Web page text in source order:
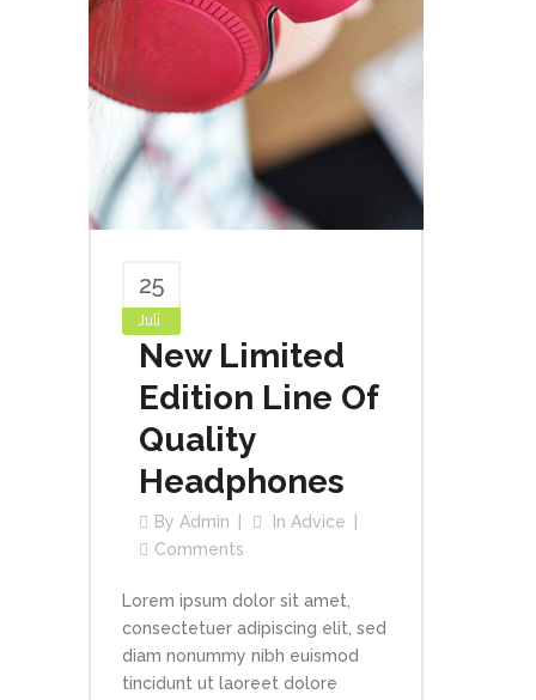
25
Juli
New Limited
Edition Line Of
Quality
Headphones
By Admin In Advice
Comments
Lorem ipsum dolor sit amet,
consectetuer adipiscing elit, sed
diam nonummy nibh euismod
tincidunt ut laoreet dolore